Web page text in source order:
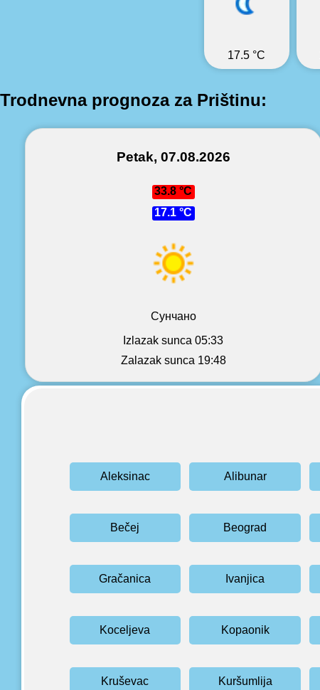
17.5 °C
Trodnevna prognoza za Prištinu:
Petak, 07.08.2026
33.8 °C
17.1 °C
Сунчано
Izlazak sunca 05:33
Zalazak sunca 19:48
Aleksinac Alibunar
Bečej Beograd
Gračanica Ivanjica
Koceljeva Kopaonik
Kruševac Kuršumlija